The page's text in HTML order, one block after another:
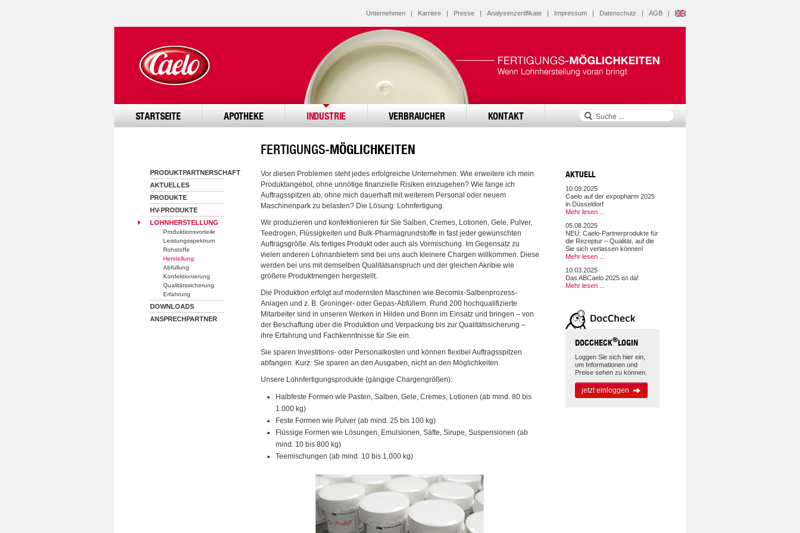
Unternehmen | Karriere | Presse | Analysenzertifikate | Impressum | Datenschutz | AGB |
STARTSEITE APOTHEKE INDUSTRIE VERBRAUCHER KONTAKT
FERTIGUNGS-MÖGLICHKEITEN
PRODUKTPARTNERSCHAFT
AKTUELLES
PRODUKTE
HV-PRODUKTE
LOHNHERSTELLUNG
Produktionsvorteile
Leistungsspektrum
Rohstoffe
Herstellung
Abfüllung
Konfektionierung
Qualitätssicherung
Erfahrung
DOWNLOADS
ANSPRECHPARTNER
Vor diesen Problemen steht jedes erfolgreiche Unternehmen: Wie erweitere ich mein
Produktangebot, ohne unnötige finanzielle Risiken einzugehen? Wie fange ich
Auftragsspitzen ab, ohne mich dauerhaft mit weiterem Personal oder neuem
Maschinenpark zu belasten? Die Lösung: Lohnfertigung.
Wir produzieren und konfektionieren für Sie Salben, Cremes, Lotionen, Gele, Pulver,
Teedrogen, Flüssigkeiten und Bulk-Pharmagrundstoffe in fast jeder gewünschten
Auftragsgröße. Als fertiges Produkt oder auch als Vormischung. Im Gegensatz zu
vielen anderen Lohnanbietern sind bei uns auch kleinere Chargen willkommen. Diese
werden bei uns mit demselben Qualitätsanspruch und der gleichen Akribie wie
größere Produktmengen hergestellt.
Die Produktion erfolgt auf modernsten Maschinen wie Becomix-Salbenprozess-
Anlagen und z. B. Groninger- oder Gepas-Abfüllern. Rund 200 hochqualifizierte
Mitarbeiter sind in unseren Werken in Hilden und Bonn im Einsatz und bringen – von
der Beschaffung über die Produktion und Verpackung bis zur Qualitätssicherung –
ihre Erfahrung und Fachkenntnisse für Sie ein.
Sie sparen Investitions- oder Personalkosten und können flexibel Auftragsspitzen
abfangen. Kurz: Sie sparen an den Ausgaben, nicht an den Möglichkeiten.
Unsere Lohnfertigungsprodukte (gängige Chargengrößen):
Halbfeste Formen wie Pasten, Salben, Gele, Cremes, Lotionen (ab mind. 80 bis
1.000 kg)
Feste Formen wie Pulver (ab mind. 25 bis 100 kg)
Flüssige Formen wie Lösungen, Emulsionen, Säfte, Sirupe, Suspensionen (ab
mind. 10 bis 800 kg)
Teemischungen (ab mind. 10 bis 1.000 kg)
AKTUELL
10.09.2025
Caelo auf der expopharm 2025
in Düsseldorf
Mehr lesen ...
05.08.2025
NEU: Caelo-Partnerprodukte für
die Rezeptur – Qualität, auf die
Sie sich verlassen können!
Mehr lesen ...
10.03.2025
Das ABCaelo 2025 ist da!
Mehr lesen ...
DOCCHECK®LOGIN
Loggen Sie sich hier ein,
um Informationen und
Preise sehen zu können.
jetzt einloggen